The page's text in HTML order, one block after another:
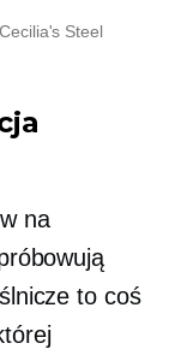
Steel
na
to coś